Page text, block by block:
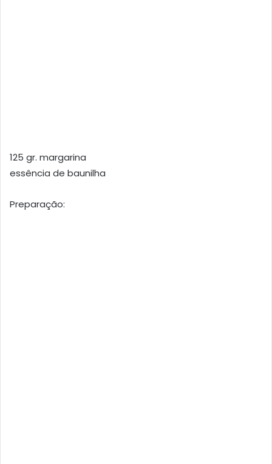
125 gr. margarina
essência de baunilha
Preparação: